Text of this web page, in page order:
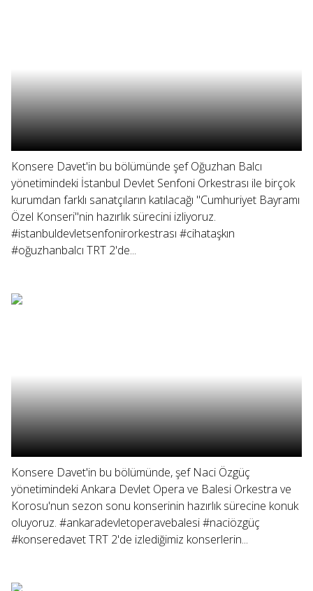
Konsere Davet'in bu bölümünde şef Oğuzhan Balcı
yönetimindeki İstanbul Devlet Senfoni Orkestrası ile birçok
kurumdan farklı sanatçıların katılacağı "Cumhuriyet Bayramı
Özel Konseri"nin hazırlık sürecini izliyoruz.
#istanbuldevletsenfonirorkestrası #cihataşkın
#oğuzhanbalcı TRT 2'de...
Konsere Davet'in bu bölümünde, şef Naci Özgüç
yönetimindeki Ankara Devlet Opera ve Balesi Orkestra ve
Korosu'nun sezon sonu konserinin hazırlık sürecine konuk
oluyoruz. #ankaradevletoperavebalesi #naciözgüç
#konseredavet TRT 2'de izlediğimiz konserlerin...